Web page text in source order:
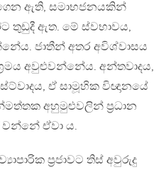
ඇති, සමාභජනයකින්
තුඩුදී ඇත. මේ ස්වභාවය,
ජාතීන් අතර අවිශ්වාසය
අවුළුවන්නේය. අන්තවාදය,
ඒ සාමූහික විඥානයේ
අහුමුළුවලින් ප‍්‍රධාන
වන්නේ ඒවා ය.
ප‍්‍රජාවට තිස් අවුරුදු